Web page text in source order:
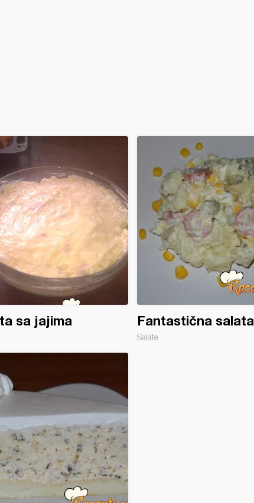
sa jajima Fantastična salata
Salate